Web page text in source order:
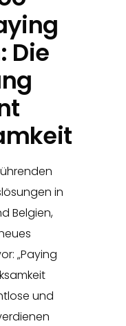
Die
in
Belgien,
„Paying
und